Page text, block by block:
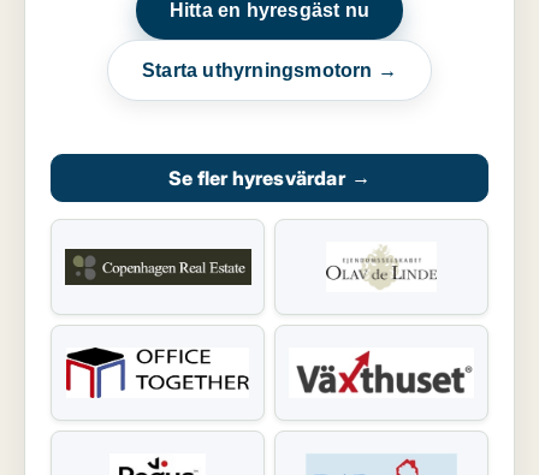
Hitta en hyresgäst nu
Starta uthyrningsmotorn →
Se fler hyresvärdar →